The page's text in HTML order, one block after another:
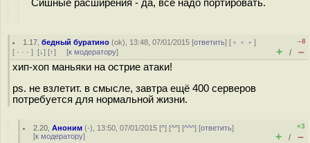
Сишные расширения - да, все надо портировать.
1.17 ,бедный буратино (ok), 13:48, 07/01/2015 [ответить] [ ﹢﹢﹢]
[ · · · ] [↓] [↑] [к модератору]
–8
+ / –
хип-хоп маньяки на острие атаки!
ps. не взлетит. в смысле, завтра ещё 400 серверов
потребуется для нормальной жизни.
2.20 ,Аноним (-), 13:50, 07/01/2015 [^] [^^] [^^^] [ответить]
[к модератору]
+3
+ / –